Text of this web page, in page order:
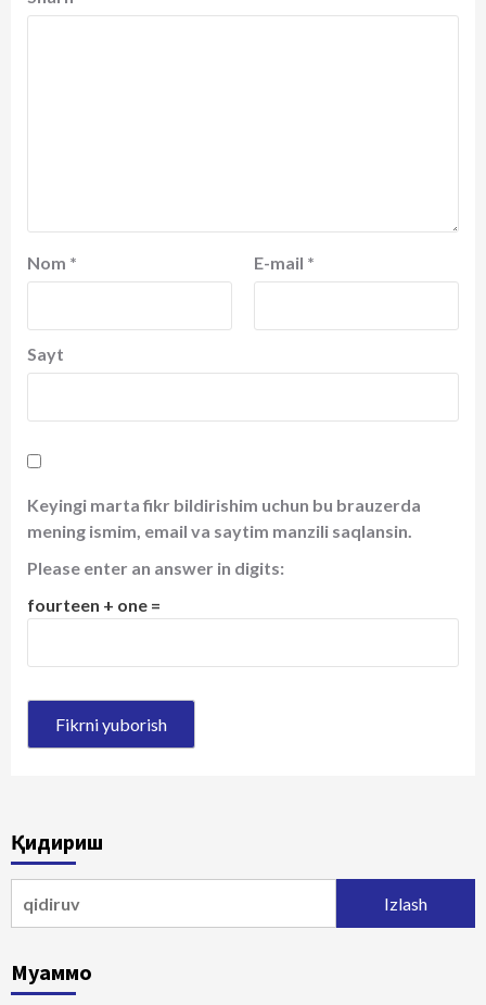
Nom * E-mail *
Sayt
Keyingi marta fikr bildirishim uchun bu brauzerda
mening ismim, email va saytim manzili saqlansin.
Please enter an answer in digits:
fourteen + one =
Қидириш
Муаммо